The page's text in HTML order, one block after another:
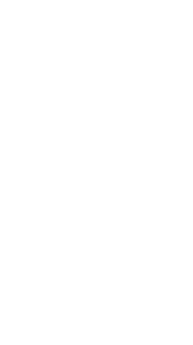
Arriate celebra
en el Aire en un
festivo y lleno